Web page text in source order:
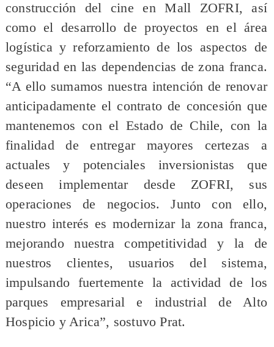
construcción del cine en Mall ZOFRI, así
como el desarrollo de proyectos en el área
logística y reforzamiento de los aspectos de
seguridad en las dependencias de zona franca.
“A ello sumamos nuestra intención de renovar
anticipadamente el contrato de concesión que
mantenemos con el Estado de Chile, con la
finalidad de entregar mayores certezas a
actuales y potenciales inversionistas que
deseen implementar desde ZOFRI, sus
operaciones de negocios. Junto con ello,
nuestro interés es modernizar la zona franca,
mejorando nuestra competitividad y la de
nuestros clientes, usuarios del sistema,
impulsando fuertemente la actividad de los
parques empresarial e industrial de Alto
Hospicio y Arica”, sostuvo Prat.